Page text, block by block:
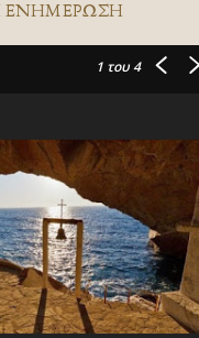
ΕΝΗΜΈΡΩΣΗ
1 του 4